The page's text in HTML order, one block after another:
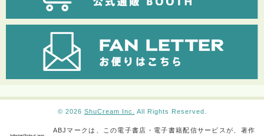
© 2026 ShuCream Inc. All Rights Reserved.
ABJマークは、この電子書店・電子書籍配信サービスが、著作